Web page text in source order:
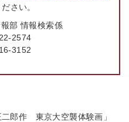
さい。
部 情報検索係
2574
3152
郎作 東京大空襲体験画」